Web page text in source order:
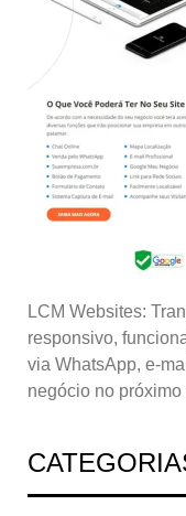
LCM Websites:
responsivo,
via WhatsApp, e-
negócio no próximo